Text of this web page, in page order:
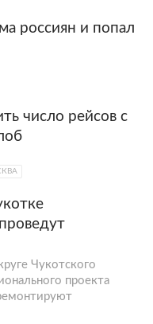
россиян и попал
число рейсов с
Чукотского
проекта